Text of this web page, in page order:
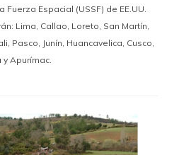
Espacial (USSF) de EE.UU.
Lima, Callao, Loreto, San Martín,
Pasco, Junín, Huancavelica, Cusco,
Apurímac.